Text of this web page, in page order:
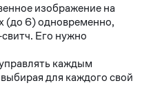
изображение на
(до 6) одновременно,
Его нужно
каждым
для каждого свой